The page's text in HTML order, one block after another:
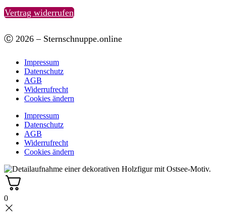
Vertrag widerrufen
Ⓒ 2026 – Sternschnuppe.online
Impressum
Datenschutz
AGB
Widerrufrecht
Cookies ändern
Impressum
Datenschutz
AGB
Widerrufrecht
Cookies ändern
0